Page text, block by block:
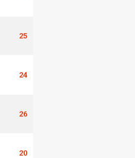
25
24
26
20